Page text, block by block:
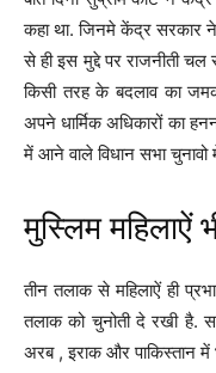
कहा था. जिनमे केंद्र सरकार
से ही इस मुद्दे पर राजनीती
किसी तरह के बदलाव का
अपने धार्मिक अधिकारों का
में आने वाले विधान सभा चुनावो
मुस्लिम महिलाऐं
तीन तलाक से महिलाऐं ही
तलाक को चुनोती दे रखी है.
अरब , इराक और पाकिस्तान में